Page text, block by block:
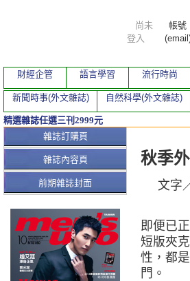
本期文
秋季
文字
即便已
短版夾
性，都
門。
雜誌訂購頁
雜誌內容頁
前期雜誌封面
尚未
登入
帳號
財經企管 語言學習 流行時尚
新聞時事(外文雜誌) 自然科學(外文雜誌)
精選雜誌任選三刊2999元